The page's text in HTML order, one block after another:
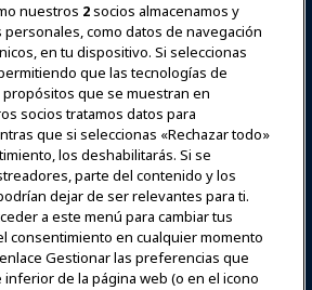
Únete ahora
Carreras
Contacto
nuestros 2socios almacenamos y
personales, como datos de navegación
en tu dispositivo. Si seleccionas
que las tecnologías de
que se muestran en
socios tratamos datos para
que si seleccionas «Rechazar todo»
los deshabilitarás. Si se
parte del contenido y los
dejar de ser relevantes para ti.
a este menú para cambiar tus
consentimiento en cualquier momento
Gestionar las preferencias que
inferior de la página web (o en el icono